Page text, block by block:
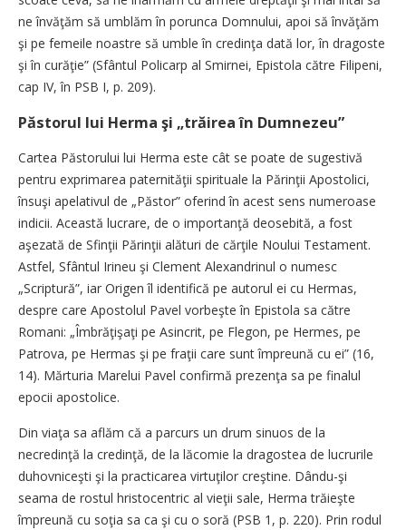
ne învăţăm să umblăm în porunca Domnului, apoi să învăţăm
şi pe femeile noastre să umble în credinţa dată lor, în dragoste
şi în curăţie” (Sfântul Policarp al Smirnei, Epistola către Filipeni,
cap IV, în PSB I, p. 209).
Păstorul lui Herma şi „trăirea în Dumnezeu”
Cartea Păstorului lui Herma este cât se poate de sugestivă
pentru exprimarea paternităţii spirituale la Părinţii Apostolici,
însuşi apelativul de „Păstor” oferind în acest sens numeroase
indicii. Această lucrare, de o importanţă deosebită, a fost
aşezată de Sfinţii Părinţii alături de cărţile Noului Testament.
Astfel, Sfântul Irineu şi Clement Alexandrinul o numesc
„Scriptură”, iar Origen îl identifică pe autorul ei cu Hermas,
despre care Apostolul Pavel vorbeşte în Epistola sa către
Romani: „Îmbrăţişaţi pe Asincrit, pe Flegon, pe Hermes, pe
Patrova, pe Hermas şi pe fraţii care sunt împreună cu ei” (16,
14). Mărturia Marelui Pavel confirmă prezenţa sa pe finalul
epocii apostolice.
Din viaţa sa aflăm că a parcurs un drum sinuos de la
necredinţă la credinţă, de la lăcomie la dragostea de lucrurile
duhovniceşti şi la practicarea virtuţilor creştine. Dându-şi
seama de rostul hristocentric al vieţii sale, Herma trăieşte
împreună cu soţia sa ca şi cu o soră (PSB 1, p. 220). Prin rodul